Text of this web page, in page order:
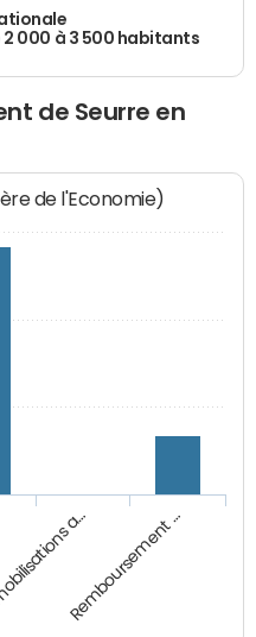
2 000 à 3 500 habitants
de Seurre en
de l'Economie)
a…
Remboursement …